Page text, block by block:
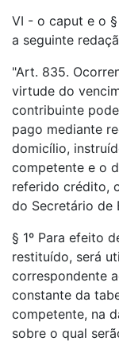
VI - o caput e o
a seguinte
"Art. 835.
virtude do
contribuinte
pago mediante
domicílio,
competente e o
referido crédito,
do Secretário de
§ 1º Para efeito
restituído, será
correspondente
constante da
competente, na
sobre o qual